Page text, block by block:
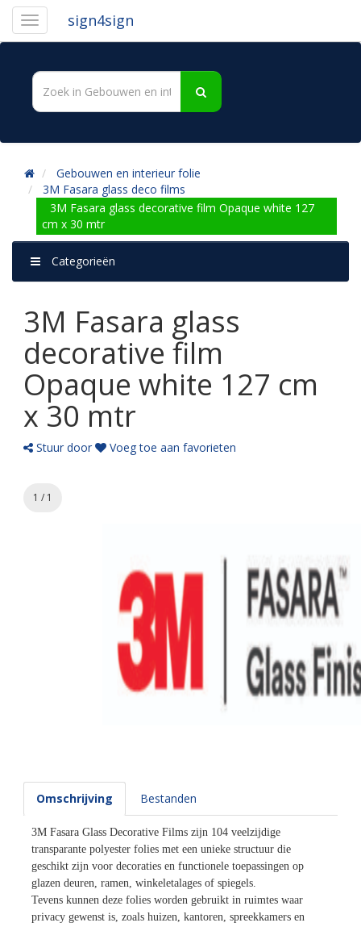
sign4sign
Gebouwen en interieur folie
3M Fasara glass deco films
3M Fasara glass decorative film Opaque white 127
cm x 30 mtr
Categorieën
3M Fasara glass
decorative film
Opaque white 127 cm
x 30 mtr
Stuur door Voeg toe aan favorieten
1 / 1
Omschrijving Bestanden
3M Fasara Glass Decorative Films zijn 104 veelzijdige
transparante polyester folies met een unieke structuur die
geschikt zijn voor decoraties en functionele toepassingen op
glazen deuren, ramen, winkeletalages of spiegels.
Tevens kunnen deze folies worden gebruikt in ruimtes waar
privacy gewenst is, zoals huizen, kantoren, spreekkamers en